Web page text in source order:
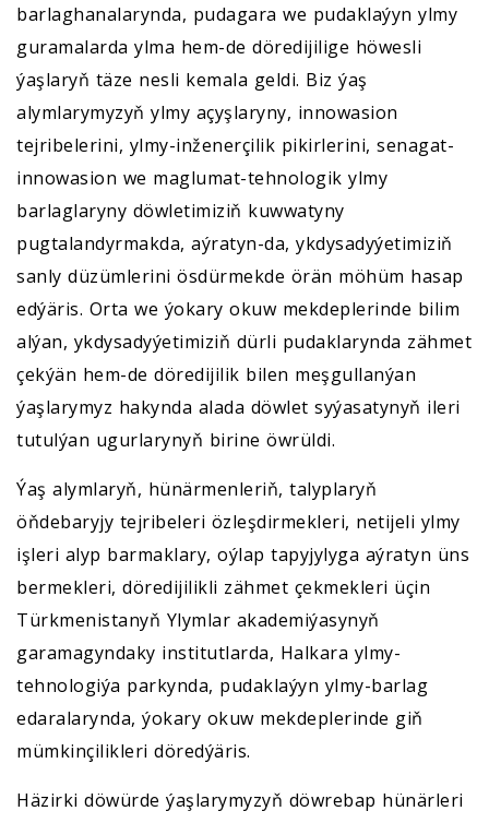
barlaghanalarynda, pudagara we pudaklaýyn ylmy
guramalarda ylma hem-de döredijilige höwesli
ýaşlaryň täze nesli kemala geldi. Biz ýaş
alymlarymyzyň ylmy açyşlaryny, innowasion
tejribelerini, ylmy-inženerçilik pikirlerini, senagat-
innowasion we maglumat-tehnologik ylmy
barlaglaryny döwletimiziň kuwwatyny
pugtalandyrmakda, aýratyn-da, ykdysadyýetimiziň
sanly düzümlerini ösdürmekde örän möhüm hasap
edýäris. Orta we ýokary okuw mekdeplerinde bilim
alýan, ykdysadyýetimiziň dürli pudaklarynda zähmet
çekýän hem-de döredijilik bilen meşgullanýan
ýaşlarymyz hakynda alada döwlet syýasatynyň ileri
tutulýan ugurlarynyň birine öwrüldi.
Ýaş alymlaryň, hünärmenleriň, talyplaryň
öňdebaryjy tejribeleri özleşdirmekleri, netijeli ylmy
işleri alyp barmaklary, oýlap tapyjylyga aýratyn üns
bermekleri, döredijilikli zähmet çekmekleri üçin
Türkmenistanyň Ylymlar akademiýasynyň
garamagyndaky institutlarda, Halkara ylmy-
tehnologiýa parkynda, pudaklaýyn ylmy-barlag
edaralarynda, ýokary okuw mekdeplerinde giň
mümkinçilikleri döredýäris.
Häzirki döwürde ýaşlarymyzyň döwrebap hünärleri